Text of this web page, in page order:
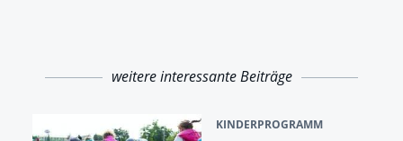
weitere interessante Beiträge
KINDERPROGRAMM